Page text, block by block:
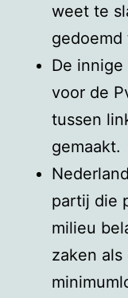
weet te
De
voor de
tussen
gemaakt.
partij die
milieu
zaken